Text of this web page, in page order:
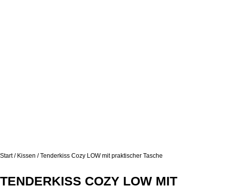
Start/ Kissen / Tenderkiss Cozy LOW mit praktischer Tasche
TENDERKISS COZY LOW MIT